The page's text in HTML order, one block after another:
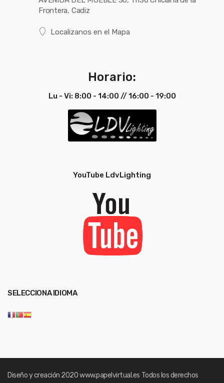
Frontera, Cadiz
Localizanos en el Mapa
Horario:
Lu - Vi: 8:00 - 14:00 // 16:00 - 19:00
YouTube LdvLighting
SELECCIONA IDIOMA
Diseño y creación 2020www.papelvirtual.es Todos los derechos